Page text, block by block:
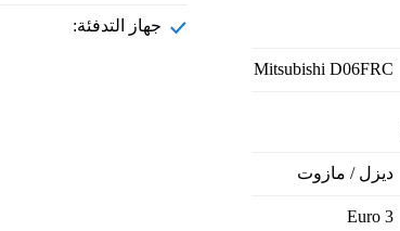
Mitsubishi D06FRC
ديزل / مازوت
Euro 3
جهاز التدفئة: